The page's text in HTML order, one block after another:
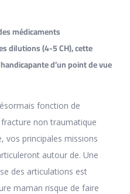
médicaments
dilutions (4-5 CH), cette
d’un point de vue
fonction de
fracture non traumatique
vos principales missions
autour de. Une
des articulations est
maman risque de faire